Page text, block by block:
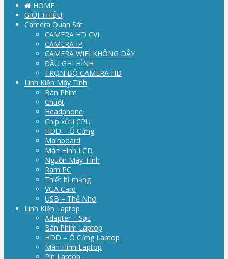
HOME
GIỚI THIỆU
Camera Quan Sát
CAMERA HD CVI
CAMERA IP
CAMERA WIFI KHÔNG DÂY
ĐẦU GHI HÌNH
TRỌN BỘ CAMERA HD
Linh Kiện Máy Tính
Bàn Phím
Chuột
Headphone
Chip xử lí CPU
HDD – Ổ Cứng
Mainboard
Màn Hình LCD
Nguồn Máy TÍnh
Ram PC
Thiết bị mạng
VGA Card
USB – Thẻ Nhớ
Linh Kiện Laptop
Adapter – Sạc
Bàn Phím Laptop
HDD – Ổ Cứng Laptop
Màn Hình Laptop
Pin Laptop